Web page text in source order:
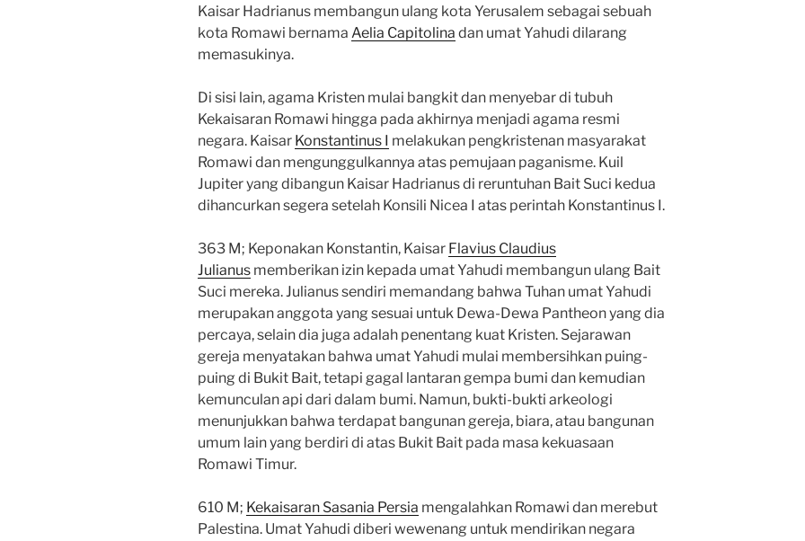
Kaisar Hadrianus membangun ulang kota Yerusalem sebagai sebuah
kota Romawi bernama Aelia Capitolina dan umat Yahudi dilarang
memasukinya.
Di sisi lain, agama Kristen mulai bangkit dan menyebar di tubuh
Kekaisaran Romawi hingga pada akhirnya menjadi agama resmi
negara. Kaisar Konstantinus I melakukan pengkristenan masyarakat
Romawi dan mengunggulkannya atas pemujaan paganisme. Kuil
Jupiter yang dibangun Kaisar Hadrianus di reruntuhan Bait Suci kedua
dihancurkan segera setelah Konsili Nicea I atas perintah Konstantinus I.
363 M; Keponakan Konstantin, Kaisar Flavius Claudius
Julianus memberikan izin kepada umat Yahudi membangun ulang Bait
Suci mereka. Julianus sendiri memandang bahwa Tuhan umat Yahudi
merupakan anggota yang sesuai untuk Dewa-Dewa Pantheon yang dia
percaya, selain dia juga adalah penentang kuat Kristen. Sejarawan
gereja menyatakan bahwa umat Yahudi mulai membersihkan puing-
puing di Bukit Bait, tetapi gagal lantaran gempa bumi dan kemudian
kemunculan api dari dalam bumi. Namun, bukti-bukti arkeologi
menunjukkan bahwa terdapat bangunan gereja, biara, atau bangunan
umum lain yang berdiri di atas Bukit Bait pada masa kekuasaan
Romawi Timur.
610 M; Kekaisaran Sasania Persia mengalahkan Romawi dan merebut
Palestina. Umat Yahudi diberi wewenang untuk mendirikan negara